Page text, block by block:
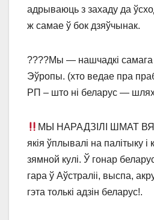
адрываюць з захаду да
ж самае ў бок дзяўчынак.
????Мы ― нашчадкі самага
Эўропы. (хто ведае пра
РП – што ні беларус ―
МЫ НАРАДЗІЛІ ШМАТ
якія ўплывалі на палітыку і
зямной кулі. Ў гонар
гара ў Аўстраліі, выспа,
гэта толькі адзін беларус!.